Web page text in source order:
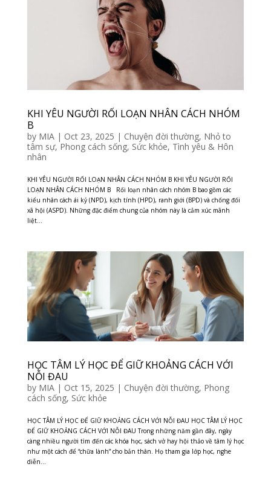
KHI YÊU NGƯỜI RỐI LOẠN NHÂN CÁCH NHÓM
B
by MIA| Oct 23, 2025 | Chuyện đời thường, Nhỏ to
tâm sự, Phong cách sống, Sức khỏe, Tình yêu & Hôn
nhân
KHI YÊU NGƯỜI RỐI LOẠN NHÂN CÁCH NHÓM B KHI YÊU NGƯỜI RỐI
LOẠN NHÂN CÁCH NHÓM B Rối loạn nhân cách nhóm B bao gồm các
kiểu nhân cách ái kỷ (NPD), kịch tính (HPD), ranh giới (BPD) và chống đối
xã hội (ASPD). Những đặc điểm chung của nhóm này là cảm xúc mãnh
liệt...
HỌC TÂM LÝ HỌC ĐỂ GIỮ KHOẢNG CÁCH VỚI
NỖI ĐAU
by MIA| Oct 15, 2025 | Chuyện đời thường, Phong
cách sống, Sức khỏe
HỌC TÂM LÝ HỌC ĐỂ GIỮ KHOẢNG CÁCH VỚI NỖI ĐAU HỌC TÂM LÝ HỌC
ĐỂ GIỮ KHOẢNG CÁCH VỚI NỖI ĐAU Trong những năm gần đây, ngày
càng nhiều người tìm đến các khóa học, sách vở hay hội thảo về tâm lý học
như một cách để “chữa lành” cho bản thân. Họ tham gia lớp học, nghe
diễn...